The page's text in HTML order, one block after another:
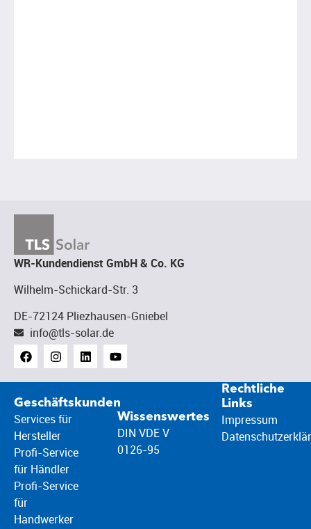
WR-Kundendienst GmbH & Co. KG
Wilhelm-Schickard-Str. 3
DE-72124 Pliezhausen-Gniebel
info@tls-solar.de
Geschäftskunden
Services für
Hersteller
Profi-Service
für Händler
Profi-Service
für
Handwerker
Wissenswertes
DIN VDE V
0126-95
Rechtliche
Links
Impressum